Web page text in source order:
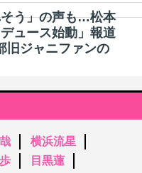
う」の声も…松本
ュース始動」報道
旧ジャニファンの
横浜流星
目黒蓮